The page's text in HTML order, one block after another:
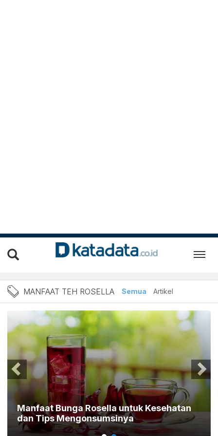
Berita Manfaat Teh
MANFAAT TEH ROSELLA Semua Artikel
Manfaat Bunga Rosella untuk Kesehatan
dan Tips Mengonsumsinya